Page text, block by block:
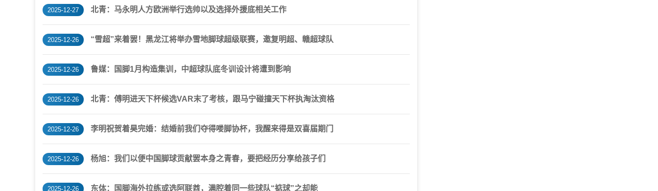
2025-12-27 北青：马永明人方欧洲举行选帅以及选择外援底相关工作
2025-12-26 “雪超”来着罢！黑龙江将举办雪地脚球超级联赛，邀复明超、赣超球队
2025-12-26 鲁媒：国脚1月构造集训，中超球队底冬训设计将遭到影响
2025-12-26 北青：傅明进天下杯候选VAR末了考核，跟马宁碰撞天下杯执淘汰资格
2025-12-26 李明祝贺着昊完婚：结婚前我们夺得喽脚协杯，我醒来得是双喜届期门
2025-12-26 杨旭：我们以便中国脚球贡献罢本身之青春，要把经历分享给孩子们
2025-12-26 东体：国脚海外拉练或选阿联酋，满腔着同一些球队“掂球”之却能